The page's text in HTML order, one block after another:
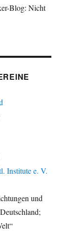
Blog: Nicht
Institute e. V.
und